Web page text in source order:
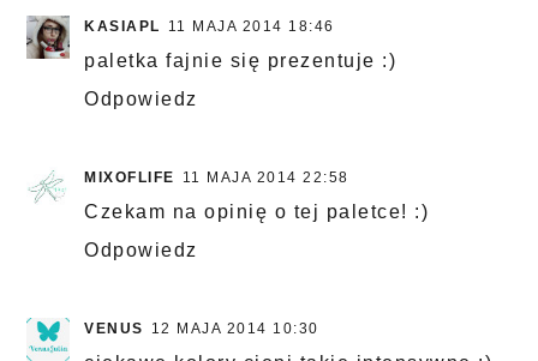
KASIAPL 11 MAJA 2014 18:46
paletka fajnie się prezentuje :)
Odpowiedz
MIXOFLIFE 11 MAJA 2014 22:58
Czekam na opinię o tej paletce! :)
Odpowiedz
VENUS 12 MAJA 2014 10:30